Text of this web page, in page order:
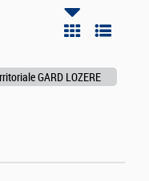
GARD LOZERE